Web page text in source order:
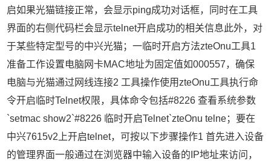
启如果光猫链接正常，会显示ping成功对话框，同时在工具
界面的右侧代码栏会显示telnet开启成功的相关信息此外，对
于某些特定型号的中兴光猫；一临时开启方法zteOnu工具1
准备工作设置电脑网卡MAC地址为固定值如000557，确保
电脑与光猫通过网线连接2 工具操作使用zteOnu工具执行命
令开启临时Telnet权限，具体命令包括#8226 查看系统参数
`setmac show2`#8226 临时开启Telnet`zteOnu telne；要在
中兴7615v2上开启telnet，可按以下步骤操作1 首先进入设备
的管理界面一般通过在浏览器中输入设备的IP地址来访问，